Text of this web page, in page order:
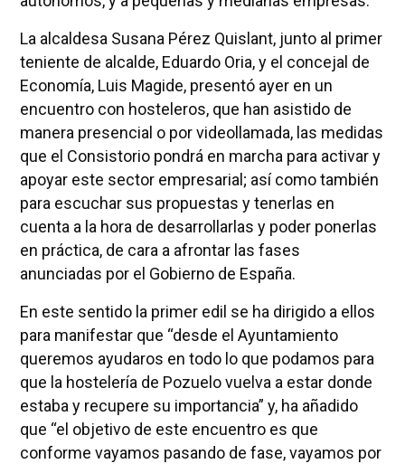
La alcaldesa Susana Pérez Quislant, junto al primer
teniente de alcalde, Eduardo Oria, y el concejal de
Economía, Luis Magide, presentó ayer en un
encuentro con hosteleros, que han asistido de
manera presencial o por videollamada, las medidas
que el Consistorio pondrá en marcha para activar y
apoyar este sector empresarial; así como también
para escuchar sus propuestas y tenerlas en
cuenta a la hora de desarrollarlas y poder ponerlas
en práctica, de cara a afrontar las fases
anunciadas por el Gobierno de España.
En este sentido la primer edil se ha dirigido a ellos
para manifestar que “desde el Ayuntamiento
queremos ayudaros en todo lo que podamos para
que la hostelería de Pozuelo vuelva a estar donde
estaba y recupere su importancia” y, ha añadido
que “el objetivo de este encuentro es que
conforme vayamos pasando de fase, vayamos por